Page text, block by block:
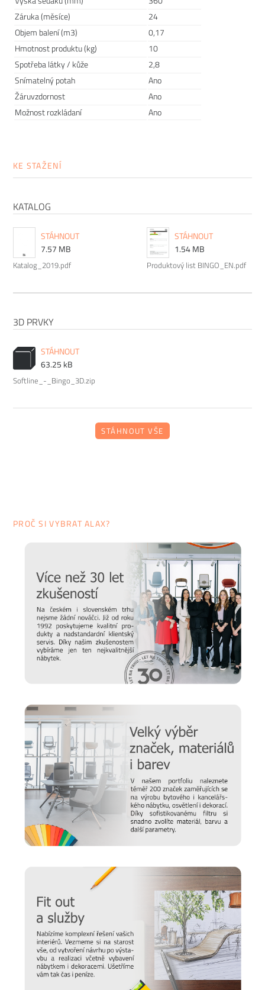
Prodlužte životnost nábytku
starat o různé typy povrchu a čemu se naopak vyvarovat >>
Záruka (měsíce)
24
Objem balení (m3)
0,17
Hmotnost produktu (kg)
10
Spotřeba látky / kůže
2,8
Snímatelný potah
Ano
Žáruvzdornost
Ano
Možnost rozkládaní
Ano
KE STAŽENÍ
KATALOG
STÁHNOUT
7.57 MB
Katalog_2019.pdf
STÁHNOUT
1.54 MB
Produktový list BINGO_EN.pdf
3D PRVKY
STÁHNOUT
63.25 kB
Softline_-_Bingo_3D.zip
STÁHNOUT VŠE
PROČ SI VYBRAT ALAX?